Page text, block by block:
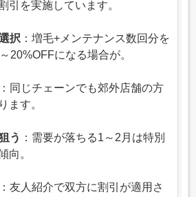
引を実施しています。
択 ：増毛+メンテナンス数回分を
20%OFFになる場合が。
同じチェーンでも郊外店舗の方
ます。
う ：需要が落ちる1～2月は特別
向。
：友人紹介で双方に割引が適用さ